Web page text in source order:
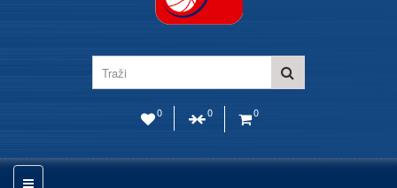
0 0 0